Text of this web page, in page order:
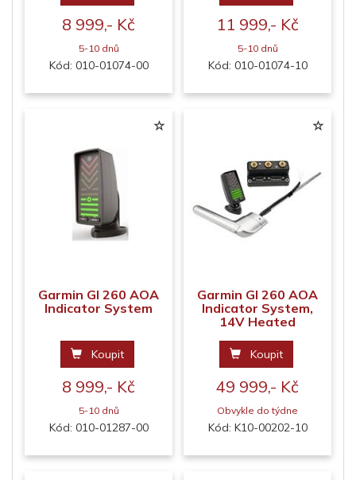
8 999,- Kč
5-10 dnů
Kód: 010-01074-00
11 999,- Kč
5-10 dnů
Kód: 010-01074-10
Garmin GI 260 AOA
Indicator System
Koupit
8 999,- Kč
5-10 dnů
Kód: 010-01287-00
Garmin GI 260 AOA
Indicator System,
14V Heated
Koupit
49 999,- Kč
Obvykle do týdne
Kód: K10-00202-10